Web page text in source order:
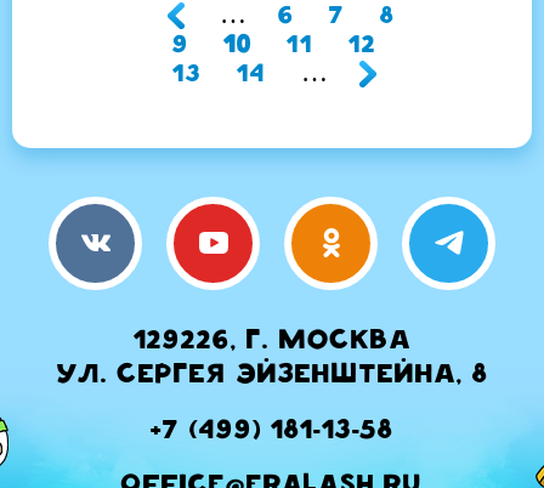
НУМЕРАЦИЯ
СТРАНИЦ
… Страница
6 Страница
7 Страница
8
Страница
9
Текущая
страница
10 Страница
11 Страница
12
13
Страница
14 …
129226, г. Москва
ул. Сергея Эйзенштейна, 8
+7 (499) 181-13-58